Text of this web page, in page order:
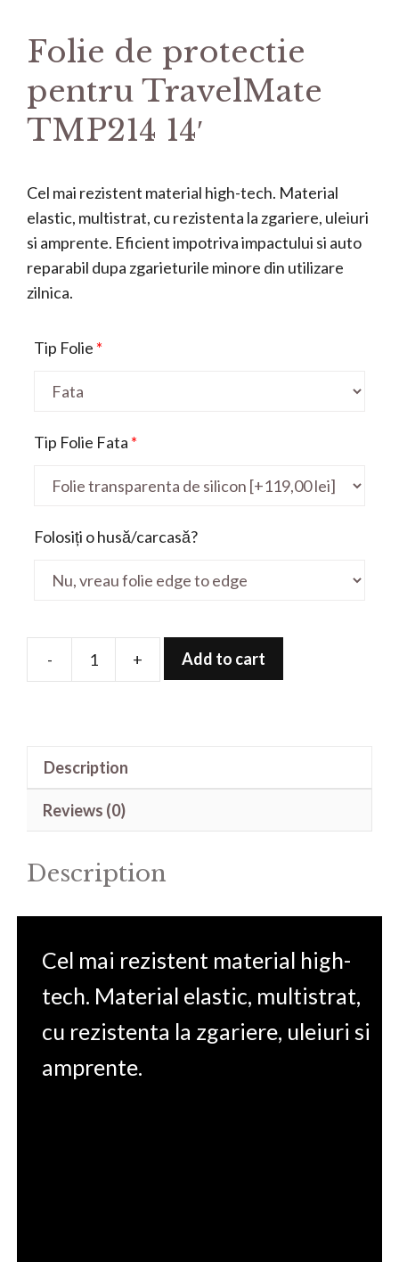
Folie de protectie
pentru TravelMate
TMP214 14′
Cel mai rezistent material high-tech. Material
elastic, multistrat, cu rezistenta la zgariere, uleiuri
si amprente. Eficient impotriva impactului si auto
reparabil dupa zgarieturile minore din utilizare
zilnica.
Tip Folie *
Tip Folie Fata *
Folosiți o husă/carcasă?
-
Folie
+ Add to cart
Description
Reviews (0)
Description
Cel mai rezistent material high-
tech. Material elastic, multistrat,
cu rezistenta la zgariere, uleiuri si
amprente.